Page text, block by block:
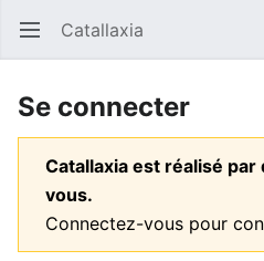
Ouvrir le menu principal Catallaxia
Se connecter
Catallaxia est réalisé par
vous.
Connectez-vous pour